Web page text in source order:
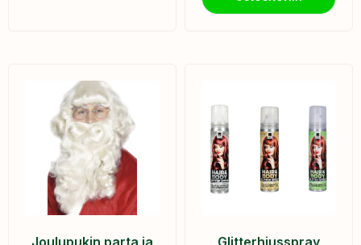
Joulupukin parta ja
Glitterhiusspray